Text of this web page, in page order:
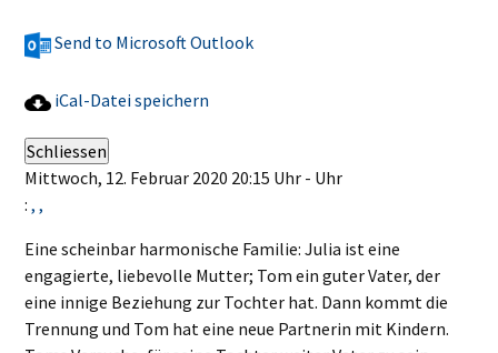
Send to Microsoft Outlook
iCal-Datei speichern
Schliessen
Mittwoch, 12. Februar 2020 20:15 Uhr - Uhr
:, ,
Eine scheinbar harmonische Familie: Julia ist eine
engagierte, liebevolle Mutter; Tom ein guter Vater, der
eine innige Beziehung zur Tochter hat. Dann kommt die
Trennung und Tom hat eine neue Partnerin mit Kindern.